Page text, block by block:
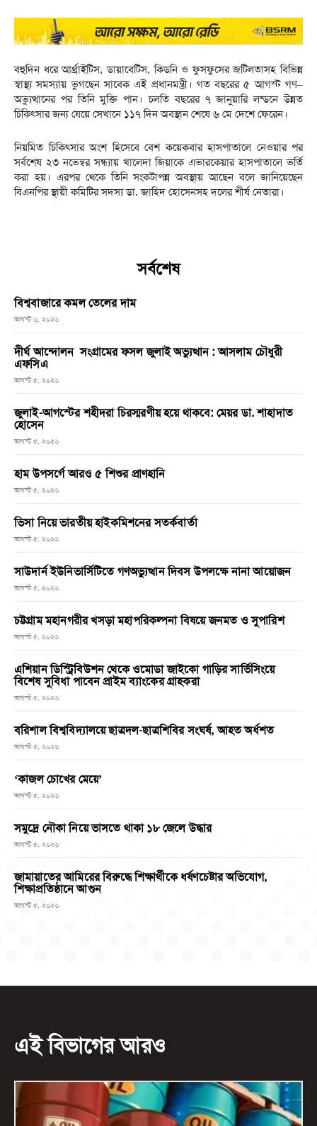
বহুদিন ধরে আর্থ্রাইটিস, ডায়াবেটিস, কিডনি ও ফুসফুসের জটিলতাসহ বিভিন্ন
স্বাস্থ্য সমস্যায় ভুগছেন সাবেক এই প্রধানমন্ত্রী। গত বছরের ৫ আগস্ট গণ–
অভ্যুত্থানের পর তিনি মুক্তি পান। চলতি বছরের ৭ জানুয়ারি লন্ডনে উন্নত
চিকিৎসার জন্য যেয়ে সেখানে ১১৭ দিন অবস্থান শেষে ৬ মে দেশে ফেরেন।
নিয়মিত চিকিৎসার অংশ হিসেবে বেশ কয়েকবার হাসপাতালে নেওয়ার পর
সর্বশেষ ২৩ নভেম্বর সন্ধ্যায় খালেদা জিয়াকে এভারকেয়ার হাসপাতালে ভর্তি
করা হয়। এরপর থেকে তিনি সংকটাপন্ন অবস্থায় আছেন বলে জানিয়েছেন
বিএনপির স্থায়ী কমিটির সদস্য ডা. জাহিদ হোসেনসহ দলের শীর্ষ নেতারা।
সর্বশেষ
বিশ্ববাজারে কমল তেলের দাম
আগস্ট ৬, ২০২৬
দীর্ঘ আন্দোলন সংগ্রামের ফসল জুলাই অভ্যুত্থান : আসলাম চৌধুরী
এফসিএ
আগস্ট ৫, ২০২৬
জুলাই-আগস্টের শহীদরা চিরস্মরণীয় হয়ে থাকবে: মেয়র ডা. শাহাদাত
হোসেন
আগস্ট ৫, ২০২৬
হাম উপসর্গে আরও ৫ শিশুর প্রাণহানি
আগস্ট ৫, ২০২৬
ভিসা নিয়ে ভারতীয় হাইকমিশনের সতর্কবার্তা
আগস্ট ৫, ২০২৬
সাউদার্ন ইউনিভার্সিটিতে গণঅভ্যুত্থান দিবস উপলক্ষে নানা আয়োজন
আগস্ট ৫, ২০২৬
চট্টগ্রাম মহানগরীর খসড়া মহাপরিকল্পনা বিষয়ে জনমত ও সুপারিশ
আগস্ট ৫, ২০২৬
এশিয়ান ডিস্ট্রিবিউশন থেকে ওমোডা জাইকো গাড়ির সার্ভিসিংয়ে
বিশেষ সুবিধা পাবেন প্রাইম ব্যাংকের গ্রাহকরা
আগস্ট ৫, ২০২৬
বরিশাল বিশ্ববিদ্যালয়ে ছাত্রদল-ছাত্রশিবির সংঘর্ষ, আহত অর্ধশত
আগস্ট ৫, ২০২৬
‘কাজল চোখের মেয়ে’
আগস্ট ৫, ২০২৬
সমুদ্রে নৌকা নিয়ে ভাসতে থাকা ১৮ জেলে উদ্ধার
আগস্ট ৫, ২০২৬
জামায়াতের আমিরের বিরুদ্ধে শিক্ষার্থীকে ধর্ষণচেষ্টার অভিযোগ,
শিক্ষাপ্রতিষ্ঠানে আগুন
আগস্ট ৫, ২০২৬
এই বিভাগের আরও